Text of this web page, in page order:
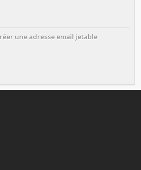
une adresse email jetable